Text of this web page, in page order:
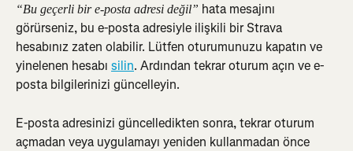
“Bu geçerli bir e-posta adresi değil” hata mesajını
görürseniz, bu e-posta adresiyle ilişkili bir Strava
hesabınız zaten olabilir. Lütfen oturumunuzu kapatın ve
yinelenen hesabı silin. Ardından tekrar oturum açın ve e-
posta bilgilerinizi güncelleyin.
E-posta adresinizi güncelledikten sonra, tekrar oturum
açmadan veya uygulamayı yeniden kullanmadan önce